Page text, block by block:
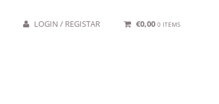
LOGIN / REGISTAR €0,00 0 ITEMS